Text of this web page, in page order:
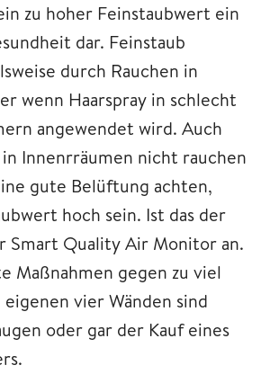
zu hoher Feinstaubwert ein
dar. Feinstaub
durch Rauchen in
wenn Haarspray in schlecht
angewendet wird. Auch
Innenrräumen nicht rauchen
gute Belüftung achten,
hoch sein. Ist das der
Smart Quality Air Monitor an.
Maßnahmen gegen zu viel
vier Wänden sind
oder gar der Kauf eines